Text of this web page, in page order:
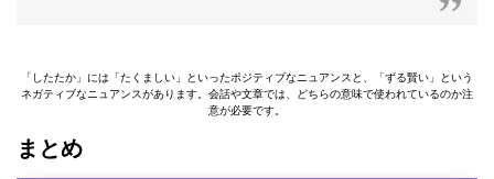
「したたか」には「たくましい」といったポジティブなニュアンスと、「ずる賢い」という
ネガティブなニュアンスがあります。会話や文章では、どちらの意味で使われているのか注
意が必要です。
まとめ